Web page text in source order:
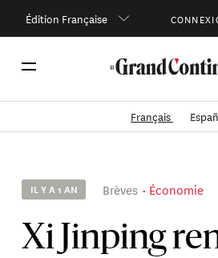
Édition Française
Français
IL Y A 1 AN Brèves Économie
Xi Jinping